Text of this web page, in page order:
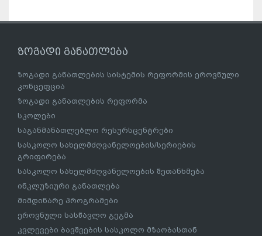
ზოგადი განათლება
ზოგადი განათლების სისტემის რეფორმის ეროვნული
კონცეფცია
ზოგადი განათლების რეფორმა
სკოლები
საგანმანათლებლო რესურსცენტრები
სასკოლო სახელმძღვანელოების/სერიების
გრიფირება
სასკოლო სახელმძღვანელოების შეთანხმება
ინკლუზიური განათლება
მიმდინარე პროგრამები
ეროვნული სასწავლო გეგმა
კვლევები ბავშვების სასკოლო მზაობასთან